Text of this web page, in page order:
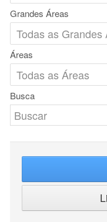
Grandes Áreas
Áreas
Busca